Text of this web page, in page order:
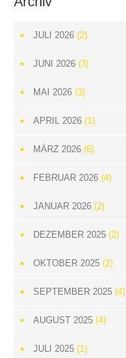
JULI 2026 (2)
JUNI 2026 (3)
MAI 2026 (3)
APRIL 2026 (1)
MÄRZ 2026 (6)
FEBRUAR 2026 (4)
JANUAR 2026 (2)
DEZEMBER 2025 (2)
OKTOBER 2025 (2)
SEPTEMBER 2025 (4)
AUGUST 2025 (4)
JULI 2025 (1)